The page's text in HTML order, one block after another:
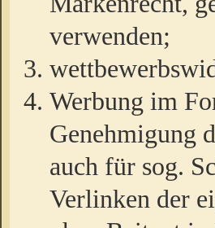
verwenden;
Werbung im
Genehmigung
auch für sog.
Verlinken der